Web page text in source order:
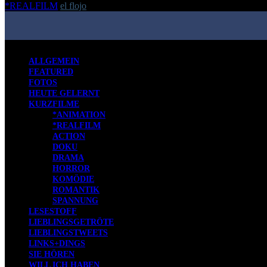
*REALFILM el flojo
ALLGEMEIN
FEATURED
FOTOS
HEUTE GELERNT
KURZFILME
*ANIMATION
*REALFILM
ACTION
DOKU
DRAMA
HORROR
KOMÖDIE
ROMANTIK
SPANNUNG
LESESTOFF
LIEBLINGSGETRÖTE
LIEBLINGSTWEETS
LINKS+DINGS
SIE HÖREN
WILL ICH HABEN